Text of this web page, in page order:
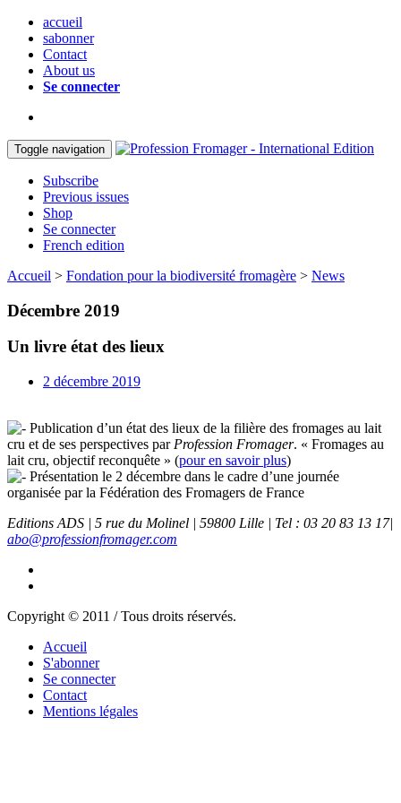
accueil
sabonner
Contact
About us
Se connecter
Toggle navigation
Subscribe
Previous issues
Shop
Se connecter
French edition
Accueil > Fondation pour la biodiversité fromagère > News
Décembre 2019
Un livre état des lieux
2 décembre 2019
Publication d’un état des lieux de la filière des fromages au lait
cru et de ses perspectives par Profession Fromager. « Fromages au
lait cru, objectif reconquête » (pour en savoir plus)
Présentation le 2 décembre dans le cadre d’une journée
organisée par la Fédération des Fromagers de France
Editions ADS | 5 rue du Molinel | 59800 Lille | Tel : 03 20 83 13 17|
abo@professionfromager.com
Copyright © 2011 / Tous droits réservés.
Accueil
S'abonner
Se connecter
Contact
Mentions légales